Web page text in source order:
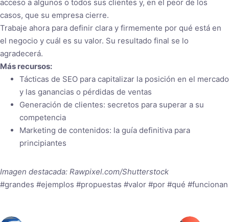
acceso a algunos o todos sus clientes y, en el peor de los
casos, que su empresa cierre.
Trabaje ahora para definir clara y firmemente por qué está en
el negocio y cuál es su valor. Su resultado final se lo
agradecerá.
Más recursos:
Tácticas de SEO para capitalizar la posición en el mercado
y las ganancias o pérdidas de ventas
Generación de clientes: secretos para superar a su
competencia
Marketing de contenidos: la guía definitiva para
principiantes
Imagen destacada: Rawpixel.com/Shutterstock
#grandes #ejemplos #propuestas #valor #por #qué #funcionan